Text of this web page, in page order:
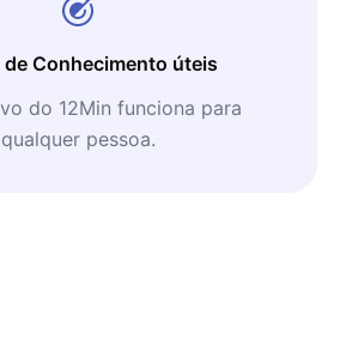
de Conhecimento úteis
do 12Min funciona para
qualquer pessoa.